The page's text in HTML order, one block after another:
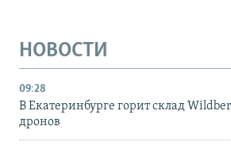
НОВОСТИ
09:28
В Екатеринбурге горит склад
дронов